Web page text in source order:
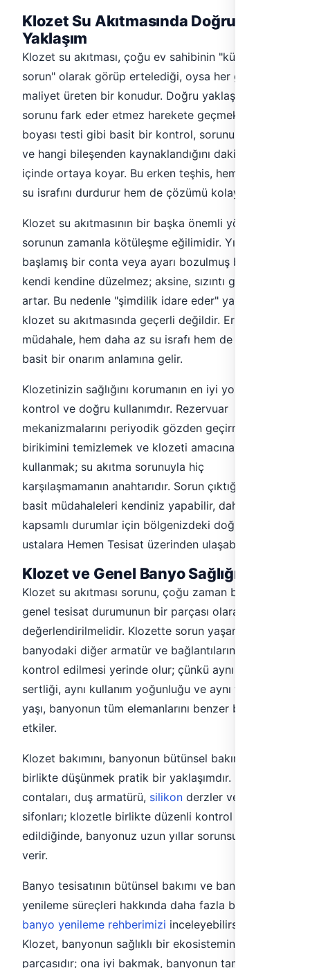
Klozet Su Akıtmasında Doğru
Yaklaşım
Klozet su akıtması, çoğu ev sahibinin "küçük bir
sorun" olarak görüp ertelediği, oysa her gün
maliyet üreten bir konudur. Doğru yaklaşım,
sorunu fark eder etmez harekete geçmektir. Gıda
boyası testi gibi basit bir kontrol, sorunun varlığını
ve hangi bileşenden kaynaklandığını dakikalar
içinde ortaya koyar. Bu erken teşhis, hem gereksiz
su israfını durdurur hem de çözümü kolaylaştırır.
Klozet su akıtmasının bir başka önemli yönü,
sorunun zamanla kötüleşme eğilimidir. Yıpranmaya
başlamış bir conta veya ayarı bozulmuş bir flotor,
kendi kendine düzelmez; aksine, sızıntı giderek
artar. Bu nedenle "şimdilik idare eder" yaklaşımı,
klozet su akıtmasında geçerli değildir. Erken
müdahale, hem daha az su israfı hem de daha
basit bir onarım anlamına gelir.
Klozetinizin sağlığını korumanın en iyi yolu, düzenli
kontrol ve doğru kullanımdır. Rezervuar
mekanizmalarını periyodik gözden geçirmek, kireç
birikimini temizlemek ve klozeti amacına uygun
kullanmak; su akıtma sorunuyla hiç
karşılaşmamanın anahtarıdır. Sorun çıktığında ise,
basit müdahaleleri kendiniz yapabilir, daha
kapsamlı durumlar için bölgenizdeki doğrulanmış
ustalara Hemen Tesisat üzerinden ulaşabilirsiniz.
Klozet ve Genel Banyo Sağlığı
Klozet su akıtması sorunu, çoğu zaman banyonun
genel tesisat durumunun bir parçası olarak
değerlendirilmelidir. Klozette sorun yaşanıyorsa,
banyodaki diğer armatür ve bağlantıların da
kontrol edilmesi yerinde olur; çünkü aynı su
sertliği, aynı kullanım yoğunluğu ve aynı tesisat
yaşı, banyonun tüm elemanlarını benzer biçimde
etkiler.
Klozet bakımını, banyonun bütünsel bakımıyla
birlikte düşünmek pratik bir yaklaşımdır. Musluk
contaları, duş armatürü, silikon derzler ve gider
sifonları; klozetle birlikte düzenli kontrol
edildiğinde, banyonuz uzun yıllar sorunsuz hizmet
verir.
Banyo tesisatının bütünsel bakımı ve banyo
yenileme süreçleri hakkında daha fazla bilgi için
banyo yenileme rehberimizi inceleyebilirsiniz.
Klozet, banyonun sağlıklı bir ekosisteminin
parçasıdır; ona iyi bakmak, banyonun tamamına iyi